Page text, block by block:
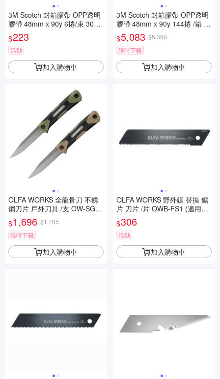
3M Scotch 封箱膠帶 OPP透明
膠帶 48mm x 90y 6捲/束 3036
-6
$223
活動
加入購物車
OLFA WORKS 全龍骨刀 不銹
鋼刀片 戶外刀具 /支 OW-SG1
系列
$1,696 $1,785
限時下殺
加入購物車
3M Scotch 封箱膠帶 OPP透明
膠帶 48mm x 90y 144捲 /箱 30
36-6
$5,083 $5,350
限時下殺
加入購物車
OLFA WORKS 野外鋸 替換 鋸
片 刀片 /片 OWB-FS1 (適用O
W-FS1系列)
$306
活動
加入購物車